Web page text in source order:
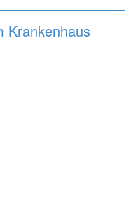
Krankenhaus